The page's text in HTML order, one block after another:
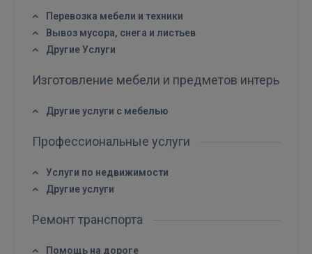
Перевозка мебели и техники
Вывоз мусора, снега и листьев
Другие Услуги
Изготовление мебели и предметов интерьера
Другие услуги с мебелью
Профессиональные услуги
Услуги по недвижимости
Другие услуги
Ремонт транспорта
Помощь на дороге